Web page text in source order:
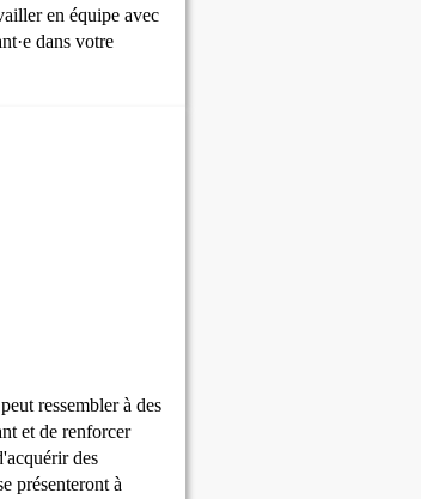
en équipe avec
dans votre
ressembler à des
et de renforcer
des
présenteront à